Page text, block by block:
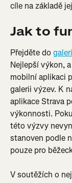
cíle na základě
Jak to
Přejděte do
Nejlepší výkon,
mobilní aplikaci
galerii výzev. K
aplikace Strava
výkonnosti.
této výzvy
stanoven podle
pouze pro
V soutěžích o